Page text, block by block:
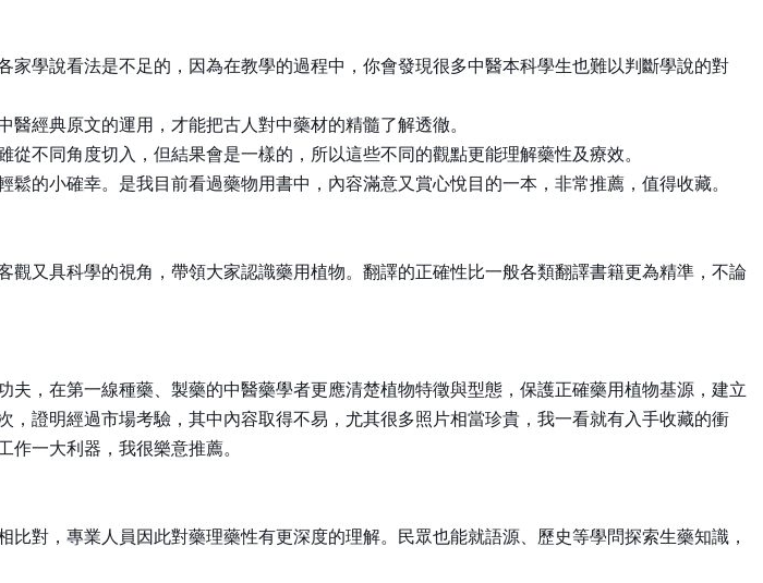
學說看法是不足的，因為在教學的過程中，你會發現很多中醫本科學生也難以判斷學說的對
經典原文的運用，才能把古人對中藥材的精髓了解透徹。
不同角度切入，但結果會是一樣的，所以這些不同的觀點更能理解藥性及療效。
的小確幸。是我目前看過藥物用書中，內容滿意又賞心悅目的一本，非常推薦，值得收藏。
又具科學的視角，帶領大家認識藥用植物。翻譯的正確性比一般各類翻譯書籍更為精準，不論
，在第一線種藥、製藥的中醫藥學者更應清楚植物特徵與型態，保護正確藥用植物基源，建立
證明經過市場考驗，其中內容取得不易，尤其很多照片相當珍貴，我一看就有入手收藏的衝
一大利器，我很樂意推薦。
對，專業人員因此對藥理藥性有更深度的理解。民眾也能就語源、歷史等學問探索生藥知識，